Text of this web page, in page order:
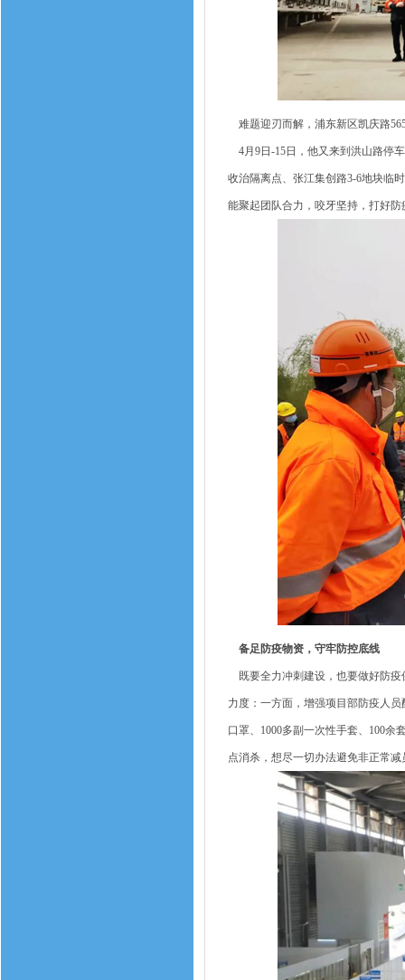
难题迎刃而解，浦东新区凯庆路
4月9日-15日，他又来到洪山路停
收治隔离点、张江集创路3-6地块临
能聚起团队合力，咬牙坚持，打好防
备足防疫物资，守牢防控底线
既要全力冲刺建设，也要做好防疫
力度：一方面，增强项目部防疫人
口罩、1000多副一次性手套、100
点消杀，想尽一切办法避免非正常减